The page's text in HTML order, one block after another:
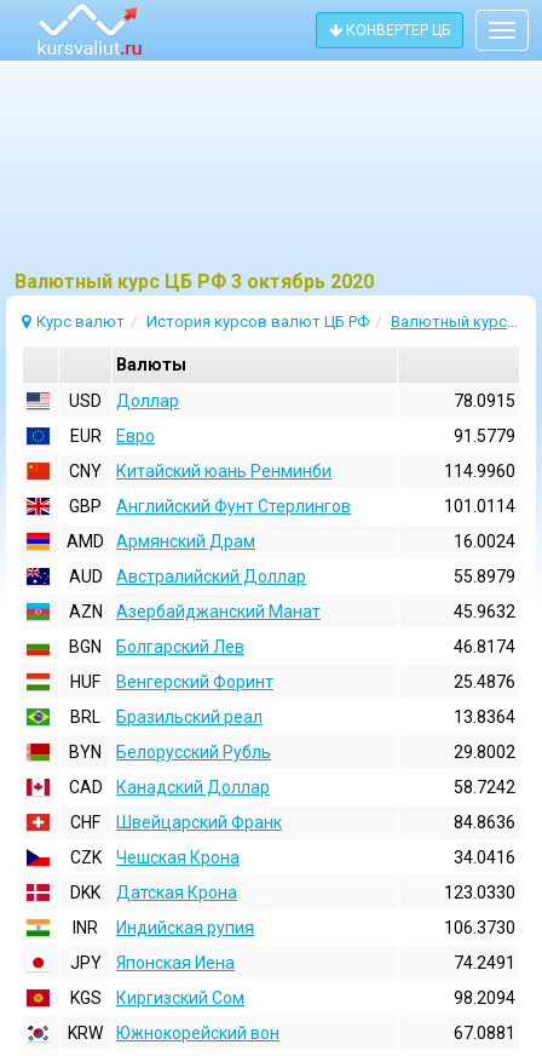
КОНВЕРТЕР ЦБ
Bалютный курс ЦБ РФ 3 октябрь 2020
Курс валют История курсов валют ЦБ РФ Валютный курс 3 Октябрь 2020
Валюты
USD
Доллар
78.0915
EUR
Евро
91.5779
CNY
Китайский юань Ренминби
114.9960
GBP
Английский Фунт Стерлингов
101.0114
AMD
Армянский Драм
16.0024
AUD
Австралийский Доллар
55.8979
AZN
Азербайджанский Манат
45.9632
BGN
Болгарский Лев
46.8174
HUF
Венгерский Форинт
25.4876
BRL
Бразильский реал
13.8364
BYN
Белорусский Рубль
29.8002
CAD
Канадский Доллар
58.7242
CHF
Швейцарский Франк
84.8636
CZK
Чешская Крона
34.0416
DKK
Датская Крона
123.0330
INR
Индийская pупия
106.3730
JPY
Японская Иена
74.2491
KGS
Киргизский Сом
98.2094
KRW
Южнокорейский вон
67.0881